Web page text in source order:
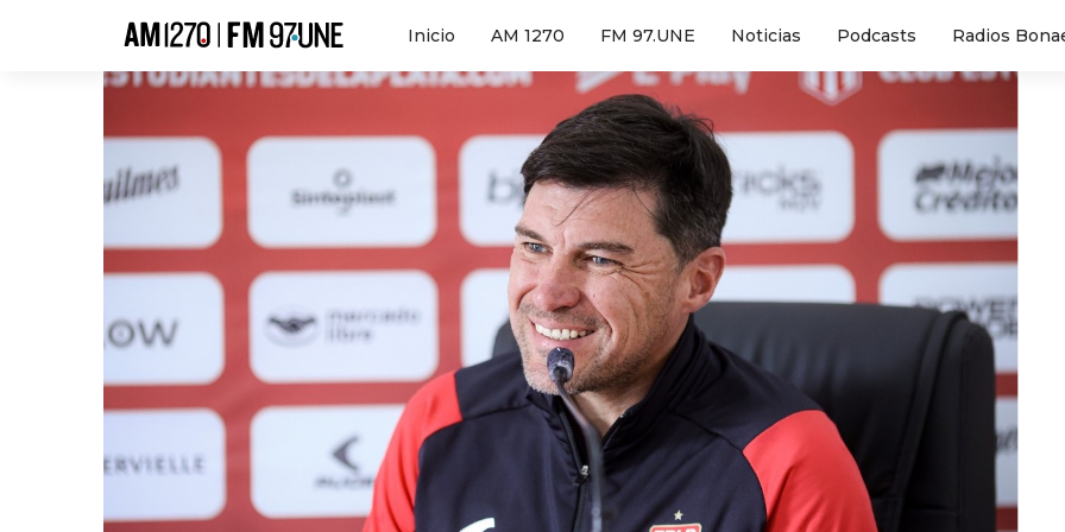
Inicio AM 1270 FM 97.UNE Noticias Podcasts Radios